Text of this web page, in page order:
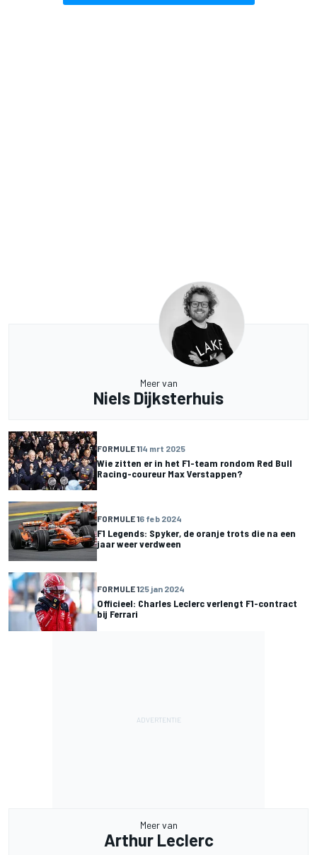
Meer van
Niels Dijksterhuis
FORMULE 114 mrt 2025
Wie zitten er in het F1-team rondom Red Bull
Racing-coureur Max Verstappen?
FORMULE 16 feb 2024
F1 Legends: Spyker, de oranje trots die na een
jaar weer verdween
FORMULE 125 jan 2024
Officieel: Charles Leclerc verlengt F1-contract
bij Ferrari
Meer van
Arthur Leclerc